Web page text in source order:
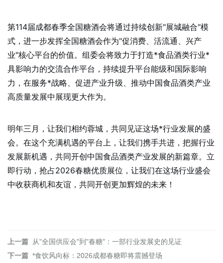
第114届成都春季全国糖酒会将通过持续创新"展城融合"模
式，进一步发挥全国糖酒会作为"促消费、活流通、兴产
业"核心平台的价值。组委会将致力于打造*食品酒类行业*
具影响力的交流合作平台，持续提升平台能级和国际影响
力，在服务*战略、促进产业升级、推动中国食品酒类产业
高质量发展中展现更大作为。
明年三月，让我们相约蓉城，共同见证这场*行业发展的盛
会。在这个充满机遇的平台上，让我们携手共进，把握行业
发展新机遇，共同开创中国食品酒类产业发展的新篇章。立
即行动，抢占2026春糖优质展位，让我们在这场行业盛会
中收获商机和友谊，共同开创更加辉煌的未来！
上一篇
从"全国供应会"到"春糖"：一部行业发展史的见证
下一篇 *食饮风向标：2026成都春糖即将震撼登场